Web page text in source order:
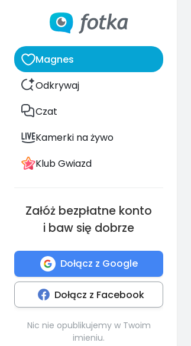
Magnes
Odkrywaj
Czat
Kamerki na żywo
Klub Gwiazd
Załóż bezpłatne konto
i baw się dobrze
Dołącz z Google
Dołącz z Facebook
Nic nie opublikujemy w Twoim
imieniu.